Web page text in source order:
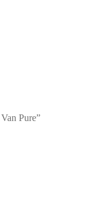
Pure”